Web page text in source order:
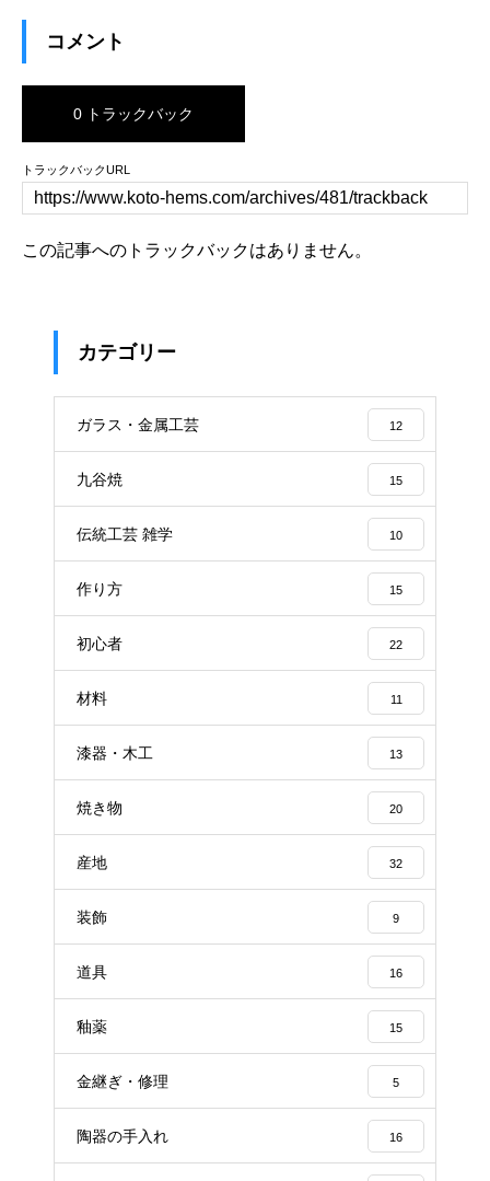
コメント
0 トラックバック
トラックバックURL
この記事へのトラックバックはありません。
カテゴリー
ガラス・金属工芸 12
九谷焼 15
伝統工芸 雑学 10
作り方 15
初心者 22
材料 11
漆器・木工 13
焼き物 20
産地 32
装飾 9
道具 16
釉薬 15
金継ぎ・修理 5
陶器の手入れ 16